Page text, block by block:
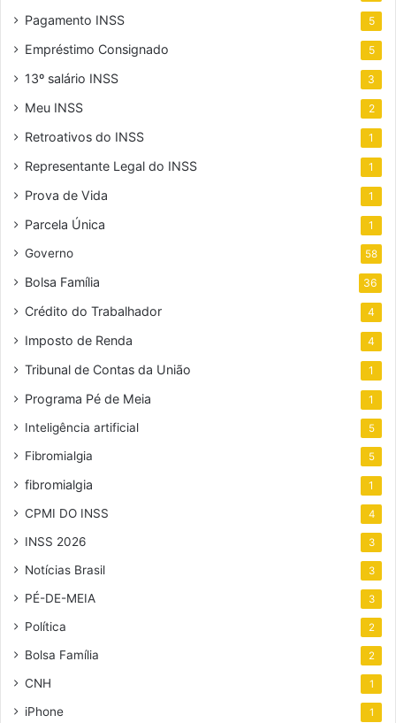
Pagamento INSS 5
Empréstimo Consignado 5
13º salário INSS 3
Meu INSS 2
Retroativos do INSS 1
Representante Legal do INSS 1
Prova de Vida 1
Parcela Única 1
Governo 58
Bolsa Família 36
Crédito do Trabalhador 4
Imposto de Renda 4
Tribunal de Contas da União 1
Programa Pé de Meia 1
Inteligência artificial 5
Fibromialgia 5
fibromialgia 1
CPMI DO INSS 4
INSS 2026 3
Notícias Brasil 3
PÉ-DE-MEIA 3
Política 2
Bolsa Família 2
CNH 1
iPhone 1